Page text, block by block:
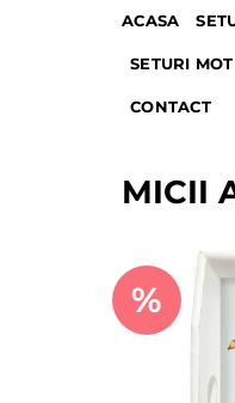
ACASA
SETURI
CONTACT
MICII
%